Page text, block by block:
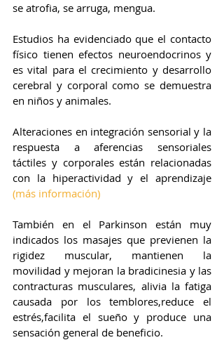
se atrofia, se arruga, mengua.
Estudios ha evidenciado que el contacto
físico tienen efectos neuroendocrinos y
es vital para el crecimiento y desarrollo
cerebral y corporal como se demuestra
en niños y animales.
Alteraciones en integración sensorial y la
respuesta a aferencias sensoriales
táctiles y corporales están relacionadas
(más información)
También en el Parkinson están muy
indicados los masajes que previenen la
rigidez muscular, mantienen la
movilidad y mejoran la bradicinesia y las
contracturas musculares, alivia la fatiga
causada por los temblores,reduce el
estrés,facilita el sueño y produce una
sensación general de beneficio.